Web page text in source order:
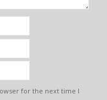
for the next time I